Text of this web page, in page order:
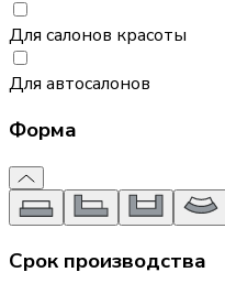
Для салонов красоты
Для автосалонов
Форма
Срок производства